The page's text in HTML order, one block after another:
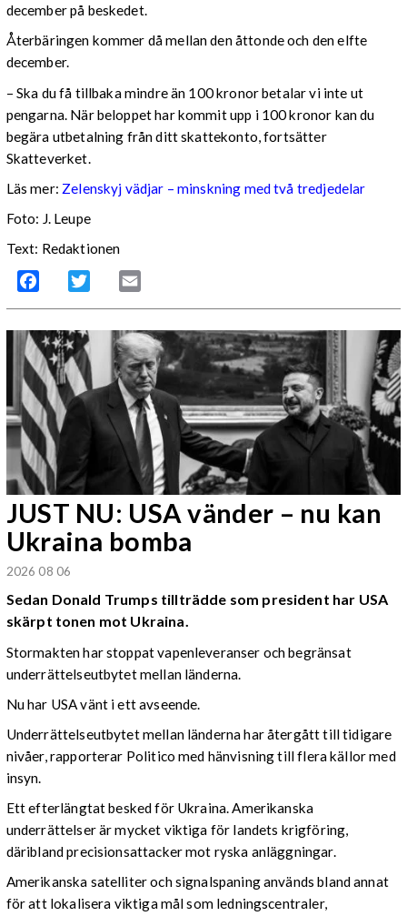
december på beskedet.
Återbäringen kommer då mellan den åttonde och den elfte
december.
– Ska du få tillbaka mindre än 100 kronor betalar vi inte ut
pengarna. När beloppet har kommit upp i 100 kronor kan du
begära utbetalning från ditt skattekonto, fortsätter
Skatteverket.
Läs mer: Zelenskyj vädjar – minskning med två tredjedelar
Foto: J. Leupe
Text: Redaktionen
Facebook Twitter
JUST NU: USA vänder – nu kan
Ukraina bomba
2026 08 06
Sedan Donald Trumps tillträdde som president har USA
skärpt tonen mot Ukraina.
Stormakten har stoppat vapenleveranser och begränsat
underrättelseutbytet mellan länderna.
Nu har USA vänt i ett avseende.
Underrättelseutbytet mellan länderna har återgått till tidigare
nivåer, rapporterar Politico med hänvisning till flera källor med
insyn.
Ett efterlängtat besked för Ukraina. Amerikanska
underrättelser är mycket viktiga för landets krigföring,
däribland precisionsattacker mot ryska anläggningar.
Amerikanska satelliter och signalspaning används bland annat
för att lokalisera viktiga mål som ledningscentraler,